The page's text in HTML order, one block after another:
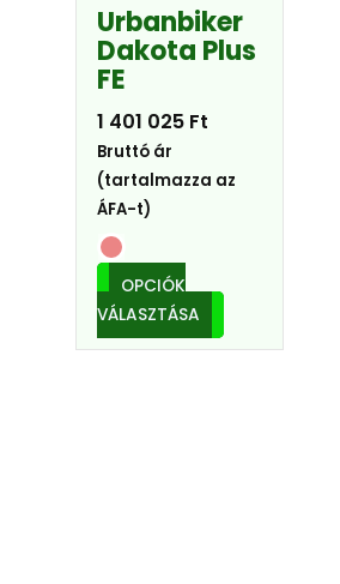
Urbanbiker
Dakota Plus
FE
1 401 025 Ft
Bruttó ár
(tartalmazza az
ÁFA-t)
OPCIÓK
VÁLASZTÁSA
a
termékoldalon